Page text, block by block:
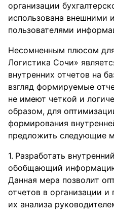
организации
использована внешними
пользователями
Несомненным плюсом
Логистика Сочи»
внутренних отчетов на
взгляд формируемые
не имеют четкой и
образом, для
формирования
предложить следующие
Разработать
обобщающий
Данная мера позволит
отчетов в организации
их анализа